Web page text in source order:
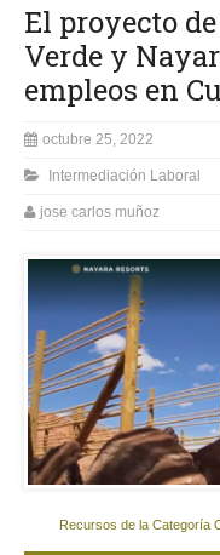
El proyecto
Verde y
empleos en
octubre 25, 2022
Intermediación Laboral
jose carlos muñoz
Recursos de la Categoría